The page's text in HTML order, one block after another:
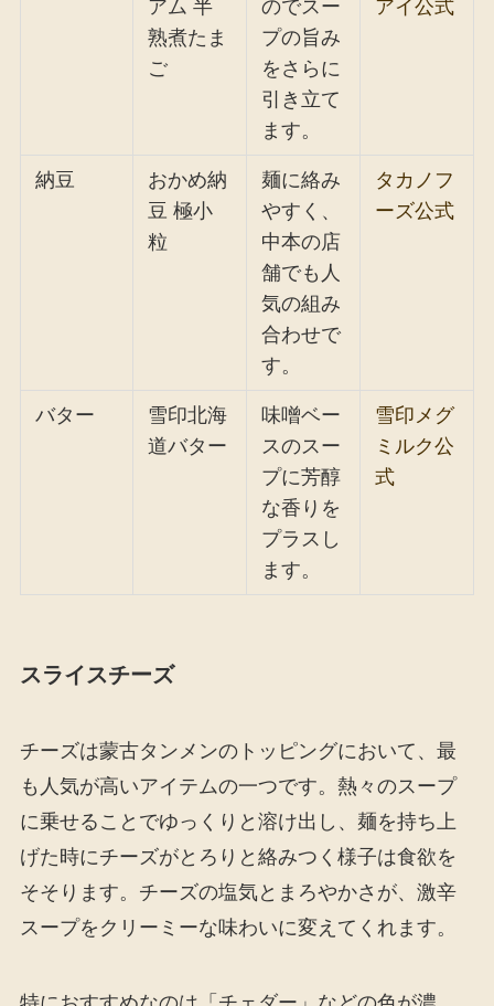
アム 半
熟煮たま
ご
のでスー
プの旨み
をさらに
引き立て
ます。
アイ公式
納豆
おかめ納
豆 極小
粒
麺に絡み
やすく、
中本の店
舗でも人
気の組み
合わせで
す。
タカノフ
ーズ公式
バター
雪印北海
道バター
味噌ベー
スのスー
プに芳醇
な香りを
プラスし
ます。
雪印メグ
ミルク公
式
スライスチーズ
チーズは蒙古タンメンのトッピングにおいて、最
も人気が高いアイテムの一つです。熱々のスープ
に乗せることでゆっくりと溶け出し、麺を持ち上
げた時にチーズがとろりと絡みつく様子は食欲を
そそります。チーズの塩気とまろやかさが、激辛
スープをクリーミーな味わいに変えてくれます。